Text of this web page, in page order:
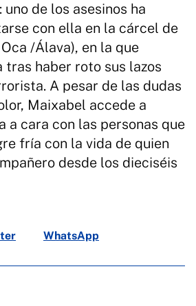
de los asesinos ha
con ella en la cárcel de
/Álava), en la que
tras haber roto sus lazos
A pesar de las dudas
Maixabel accede a
a cara con las personas que
fría con la vida de quien
desde los dieciséis
WhatsApp